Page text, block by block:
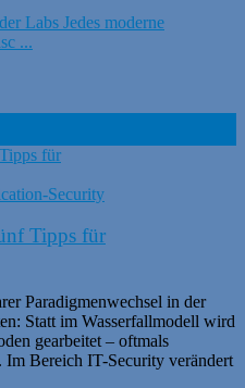
Labs Jedes moderne
...
Security
Tipps für
Paradigmenwechsel in der
Statt im Wasserfallmodell wird
gearbeitet – oftmals
Bereich IT-​Security verändert